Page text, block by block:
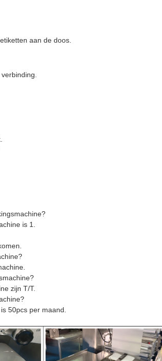
aan de doos.
is 1.
zijn T/T.
50pcs per maand.